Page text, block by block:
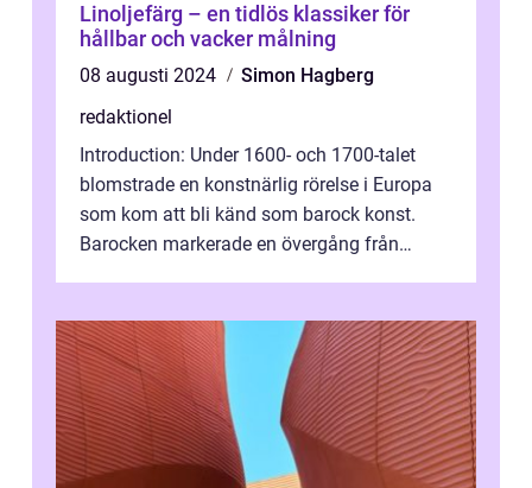
Linoljefärg – en tidlös klassiker för
hållbar och vacker målning
08 augusti 2024
Simon Hagberg
redaktionel
Introduction: Under 1600- och 1700-talet
blomstrade en konstnärlig rörelse i Europa
som kom att bli känd som barock konst.
Barocken markerade en övergång från